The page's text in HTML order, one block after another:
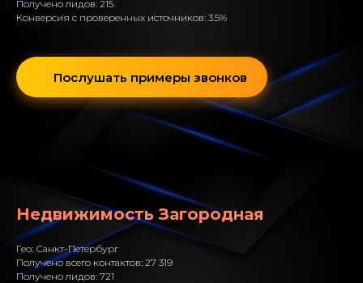
Получено лидов: 215
Конверсия с проверенных источников: 3.5%
Послушать примеры звонков
Недвижимость Загородная
Гео: Санкт-Петербург
Получено всего контактов: 27 319
Получено лидов: 721